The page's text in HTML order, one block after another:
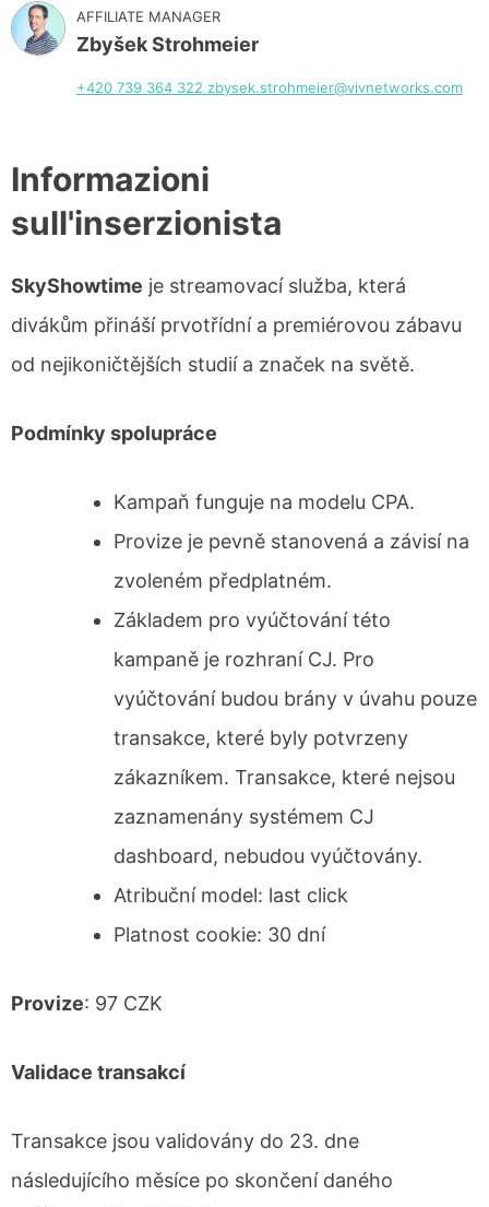
AFFILIATE MANAGER
Zbyšek Strohmeier
+420 739 364 322 zbysek.strohmeier@vivnetworks.com
Informazioni
sull'inserzionista
SkyShowtime je streamovací služba, která
divákům přináší prvotřídní a premiérovou zábavu
od nejikoničtějších studií a značek na světě.
Podmínky spolupráce
Kampaň funguje na modelu CPA.
Provize je pevně stanovená a závisí na
zvoleném předplatném.
Základem pro vyúčtování této
kampaně je rozhraní CJ. Pro
vyúčtování budou brány v úvahu pouze
transakce, které byly potvrzeny
zákazníkem. Transakce, které nejsou
zaznamenány systémem CJ
dashboard, nebudou vyúčtovány.
Atribuční model: last click
Platnost cookie: 30 dní
Provize: 97 CZK
Validace transakcí
Transakce jsou validovány do 23. dne
následujícího měsíce po skončení daného